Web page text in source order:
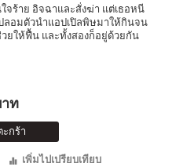
จร้าย อิจฉาและสั่งฆ่า แต่เธอหนี
ลอมตัวนำแอปเปิลพิษมาให้กินจน
ยให้ฟื้น และทั้งสองก็อยู่ด้วยกัน
ท
กร้า
เพิ่มไปเปรียบเทียบ